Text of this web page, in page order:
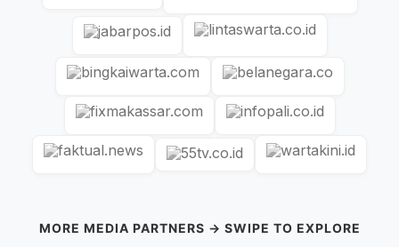
MORE MEDIA PARTNERS → SWIPE TO EXPLORE